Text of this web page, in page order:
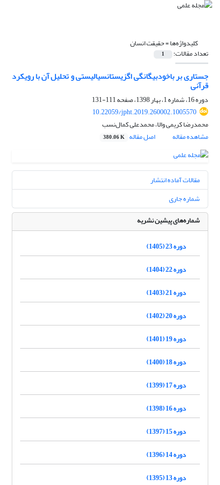
کلیدواژه‌ها =حقیقت انسان
تعداد مقالات: 1
جستاری بر باخودبیگانگی اگزیستانسیالیستی و تحلیل آن با رویکرد
قرآنی
دوره 16، شماره 1، بهار 1398، صفحه
111-131
10.22059/jpht.2019.260002.1005570
محمدرضا کریمی والا، محمدعلی کمال‌نسب
مشاهده مقاله
اصل مقاله 380.06 K
مقالات آماده انتشار
شماره جاری
شماره‌های پیشین نشریه
دوره 23 (1405)
دوره 22 (1404)
دوره 21 (1403)
دوره 20 (1402)
دوره 19 (1401)
دوره 18 (1400)
دوره 17 (1399)
دوره 16 (1398)
دوره 15 (1397)
دوره 14 (1396)
دوره 13 (1395)